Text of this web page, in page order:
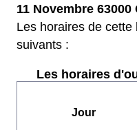
11 Novembre
Les horaires de
suivants :
Les horaires
Jour